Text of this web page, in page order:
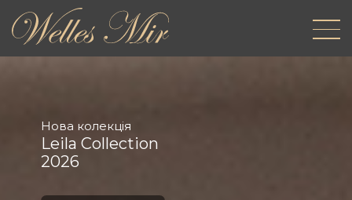
Нова колекція
Leila Collection
2026